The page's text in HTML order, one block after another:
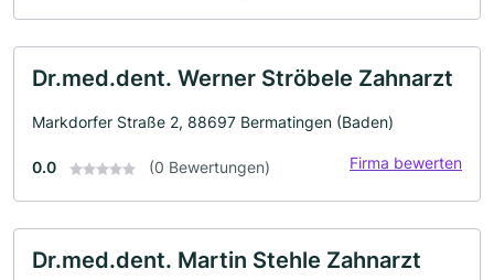
Dr.med.dent. Werner Ströbele Zahnarzt
Markdorfer Straße 2, 88697 Bermatingen (Baden)
0.0 (0 Bewertungen) Firma bewerten
Dr.med.dent. Martin Stehle Zahnarzt